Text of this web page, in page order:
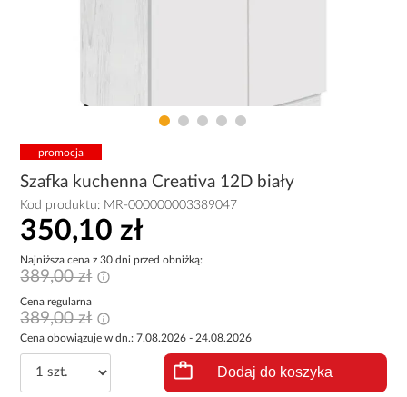
promocja
Szafka kuchenna Creativa 12D biały
Kod produktu: MR-000000003389047
350,10 zł
Najniższa cena z 30 dni przed obniżką:
389,00 zł
Cena regularna
389,00 zł
Cena obowiązuje w dn.: 7.08.2026 - 24.08.2026
Dodaj do koszyka